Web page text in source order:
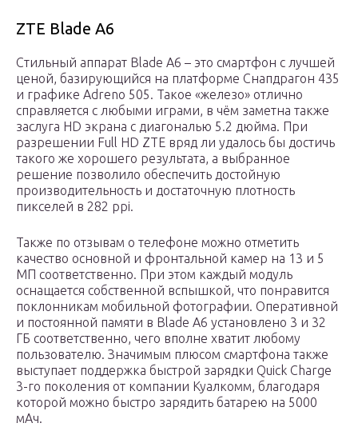
ZTE Blade A6
Стильный аппарат Blade A6 – это смартфон с лучшей
ценой, базирующийся на платформе Снапдрагон 435
и графике Adreno 505. Такое «железо» отлично
справляется с любыми играми, в чём заметна также
заслуга HD экрана с диагональю 5.2 дюйма. При
разрешении Full HD ZTE вряд ли удалось бы достичь
такого же хорошего результата, а выбранное
решение позволило обеспечить достойную
производительность и достаточную плотность
пикселей в 282 ppi.
Также по отзывам о телефоне можно отметить
качество основной и фронтальной камер на 13 и 5
МП соответственно. При этом каждый модуль
оснащается собственной вспышкой, что понравится
поклонникам мобильной фотографии. Оперативной
и постоянной памяти в Blade A6 установлено 3 и 32
ГБ соответственно, чего вполне хватит любому
пользователю. Значимым плюсом смартфона также
выступает поддержка быстрой зарядки Quick Charge
3-го поколения от компании Куалкомм, благодаря
которой можно быстро зарядить батарею на 5000
мАч.